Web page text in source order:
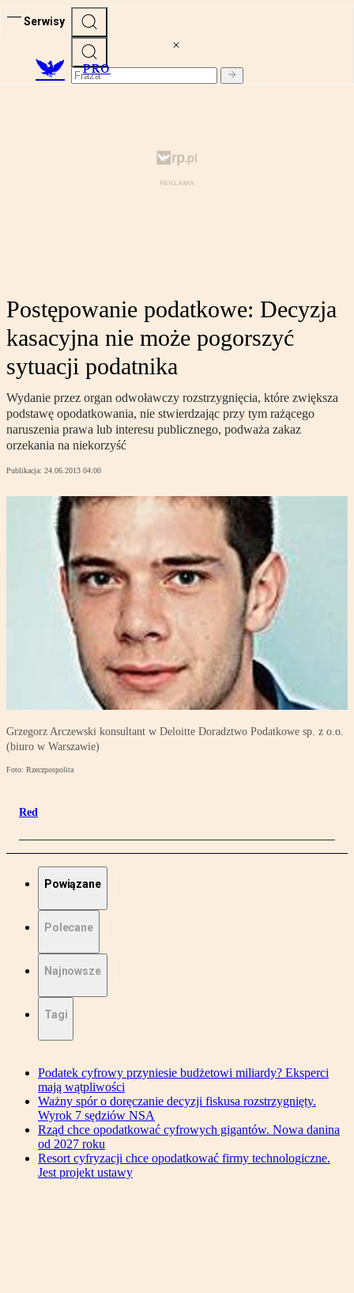
Serwisy
PRO
Postępowanie podatkowe: Decyzja
kasacyjna nie może pogorszyć
sytuacji podatnika
Wydanie przez organ odwoławczy rozstrzygnięcia, które zwiększa
podstawę opodatkowania, nie stwierdzając przy tym rażącego
naruszenia prawa lub interesu publicznego, podważa zakaz
orzekania na niekorzyść
Publikacja: 24.06.2013 04:00
Grzegorz Arczewski konsultant w Deloitte Doradztwo Podatkowe sp. z o.o.
(biuro w Warszawie)
Foto: Rzeczpospolita
Red
Powiązane
Polecane
Najnowsze
Tagi
Podatek cyfrowy przyniesie budżetowi miliardy? Eksperci
mają wątpliwości
Ważny spór o doręczanie decyzji fiskusa rozstrzygnięty.
Wyrok 7 sędziów NSA
Rząd chce opodatkować cyfrowych gigantów. Nowa danina
od 2027 roku
Resort cyfryzacji chce opodatkować firmy technologiczne.
Jest projekt ustawy